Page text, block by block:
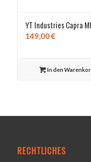
YT Industries Capra
149,00€
In den
RECHTLICHES